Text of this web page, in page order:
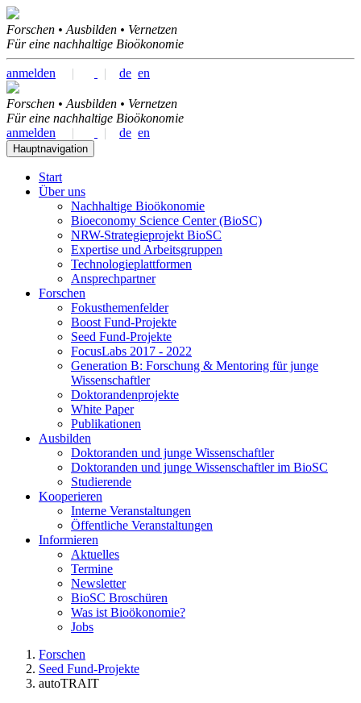
Forschen • Ausbilden • Vernetzen
Für eine nachhaltige Bioökonomie
anmelden | | de en
Forschen • Ausbilden • Vernetzen
Für eine nachhaltige Bioökonomie
anmelden
| | de en
Hauptnavigation
Start
Über uns
Nachhaltige Bioökonomie
Bioeconomy Science Center (BioSC)
NRW-Strategieprojekt BioSC
Expertise und Arbeitsgruppen
Technologieplattformen
Ansprechpartner
Forschen
Fokusthemenfelder
Boost Fund-Projekte
Seed Fund-Projekte
FocusLabs 2017 - 2022
Generation B: Forschung & Mentoring für junge
Wissenschaftler
Doktorandenprojekte
White Paper
Publikationen
Ausbilden
Doktoranden und junge Wissenschaftler
Doktoranden und junge Wissenschaftler im BioSC
Studierende
Kooperieren
Interne Veranstaltungen
Öffentliche Veranstaltungen
Informieren
Aktuelles
Termine
Newsletter
BioSC Broschüren
Was ist Bioökonomie?
Jobs
Forschen
Seed Fund-Projekte
autoTRAIT